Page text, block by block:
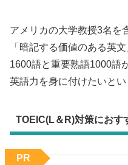
アメリカの大学教授3名を
「暗記する価値のある英
1600語と重要熟語1000語
英語力を身に付けたいとい
TOEIC(L＆R)対策におす
PR